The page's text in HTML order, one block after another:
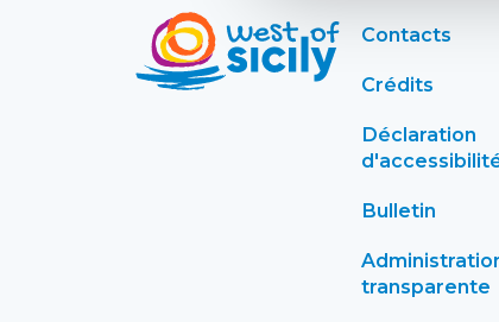
Contacts
Crédits
Déclaration
Bulletin
transparente